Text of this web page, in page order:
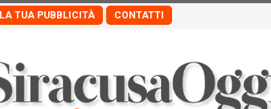
LA TUA PUBBLICITÀ CONTATTI